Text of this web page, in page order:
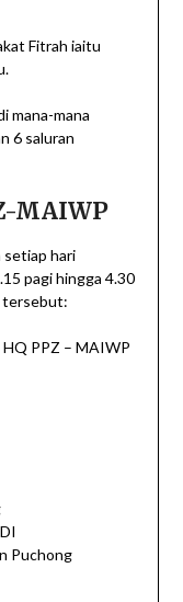
Fitrah iaitu
mana-mana
6 saluran
MAIWP
setiap hari
pagi hingga 4.30
tersebut:
HQ PPZ – MAIWP
Puchong